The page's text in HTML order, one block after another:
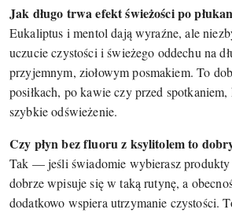
Jak długo trwa efekt świeżości po
Eukaliptus i mentol dają wyraźne, ale
uczucie czystości i świeżego oddechu na
przyjemnym, ziołowym posmakiem. To
posiłkach, po kawie czy przed
szybkie odświeżenie.
Czy płyn bez fluoru z ksylitolem to
Tak — jeśli świadomie wybierasz produkty
dobrze wpisuje się w taką rutynę, a
dodatkowo wspiera utrzymanie czystości.